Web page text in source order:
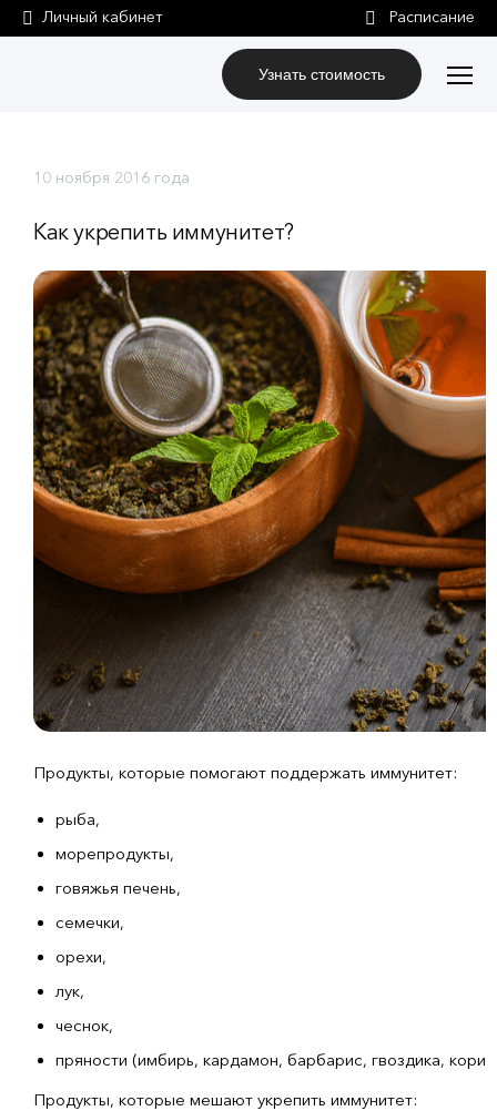
Личный кабинет
Узнать стоимость
10 ноября 2016 года
Как укрепить иммунитет?
Продукты, которые помогают поддержать иммунитет:
рыба,
морепродукты,
говяжья печень,
семечки,
орехи,
лук,
чеснок,
пряности (имбирь, кардамон, барбарис, гвоздика,
Продукты, которые мешают укрепить иммунитет: